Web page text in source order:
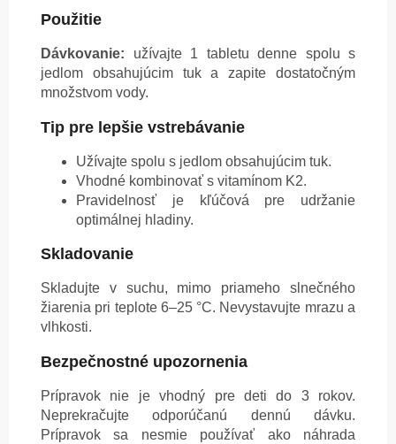
Použitie
Dávkovanie: užívajte 1 tabletu denne spolu s
jedlom obsahujúcim tuk a zapite dostatočným
množstvom vody.
Tip pre lepšie vstrebávanie
Užívajte spolu s jedlom obsahujúcim tuk.
Vhodné kombinovať s vitamínom K2.
Pravidelnosť je kľúčová pre udržanie
optimálnej hladiny.
Skladovanie
Skladujte v suchu, mimo priameho slnečného
žiarenia pri teplote 6–25 °C. Nevystavujte mrazu a
vlhkosti.
Bezpečnostné upozornenia
Prípravok nie je vhodný pre deti do 3 rokov.
Neprekračujte odporúčanú dennú dávku.
Prípravok sa nesmie používať ako náhrada